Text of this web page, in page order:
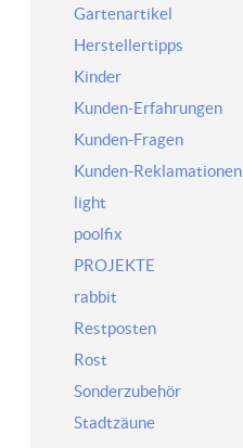
Gartenartikel
Herstellertipps
Kinder
Kunden-Erfahrungen
Kunden-Fragen
Kunden-Reklamationen
light
poolfix
PROJEKTE
rabbit
Restposten
Rost
Sonderzubehör
Stadtzäune